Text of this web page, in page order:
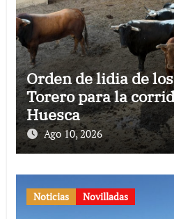
Orden de lidia de
Torero para la
Huesca
Ago 10, 2026
Noticias Novilladas